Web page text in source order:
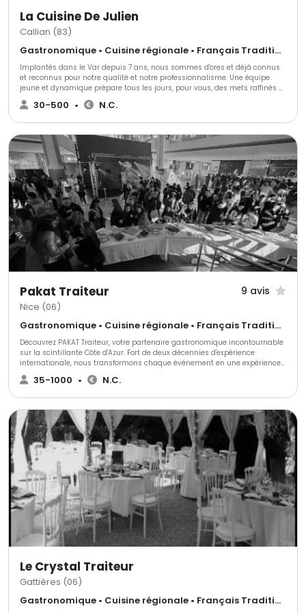
La Cuisine De Julien
Callian (83)
Gastronomique • Cuisine régionale • Français Traditionnel
Implantés dans le Var depuis 7 ans, nous sommes d'ores et déjà connus
et reconnus pour notre qualité et notre professionnalisme. Une équipe
jeune et dynamique prépare tous les jours, pour vous, des mets raffinés et
originaux élaborés à partir de produits rigoureusement sélectionnés.
30-500 • N.C.
Pakat Traiteur 9 avis
Nice (06)
Gastronomique • Cuisine régionale • Français Traditionnel
Découvrez PAKAT Traiteur, votre partenaire gastronomique incontournable
sur la scintillante Côte d'Azur. Fort de deux décennies d'expérience
internationale, nous transformons chaque événement en une expérience
culinaire inoubliable. Goûtez à la différence avec PAKAT Traiteur!
35-1000 • N.C.
Le Crystal Traiteur
Gattières (06)
Gastronomique • Cuisine régionale • Français Traditionnel